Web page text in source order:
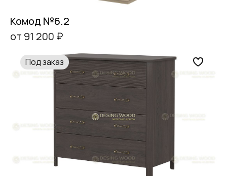
Комод №6.2
от 91 200 ₽
Под заказ